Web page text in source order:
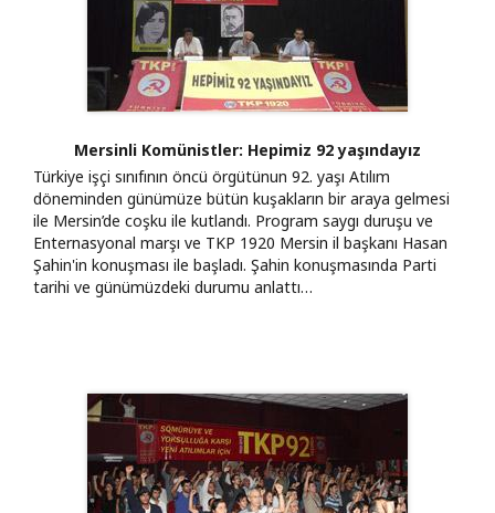
Mersinli Komünistler: Hepimiz 92 yaşındayız
Türkiye işçi sınıfının öncü örgütünun 92. yaşı Atılım
döneminden günümüze bütün kuşakların bir araya gelmesi
ile Mersin’de coşku ile kutlandı. Program saygı duruşu ve
Enternasyonal marşı ve TKP 1920 Mersin il başkanı Hasan
Şahin'in konuşması ile başladı. Şahin konuşmasında Parti
tarihi ve günümüzdeki durumu anlattı…